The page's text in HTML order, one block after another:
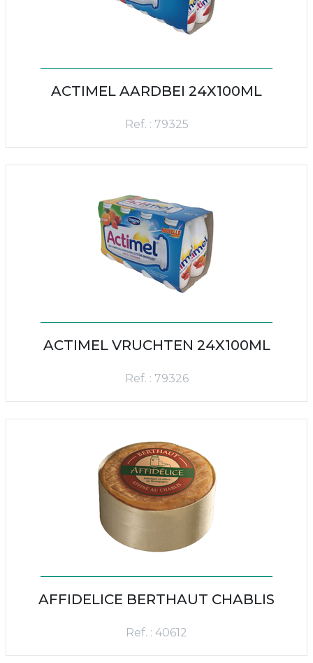
ACTIMEL AARDBEI 24X100ML
Ref. : 79325
ACTIMEL VRUCHTEN 24X100ML
Ref. : 79326
AFFIDELICE BERTHAUT CHABLIS
Ref. : 40612